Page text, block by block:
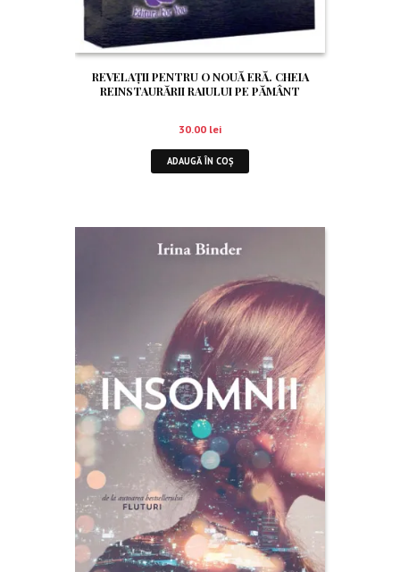
REVELAȚII PENTRU O NOUĂ ERĂ. CHEIA
REINSTAURĂRII RAIULUI PE PĂMÂNT
30.00 lei
ADAUGĂ ÎN COȘ